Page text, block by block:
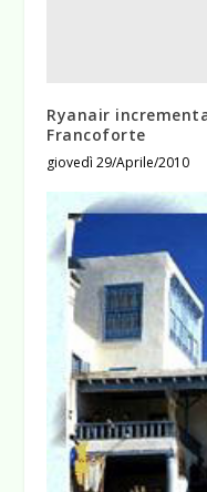
Ryanair
Francoforte
giovedì 29/Aprile/2010